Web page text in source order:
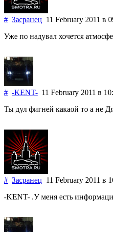
# Засранец 11 February 2011 в
Уже по надувал хочется
# -KENT- 11 February 2011 в
Ты дул фигней какаой то а не
# Засранец 11 February 2011 в
-KENT- .У меня есть